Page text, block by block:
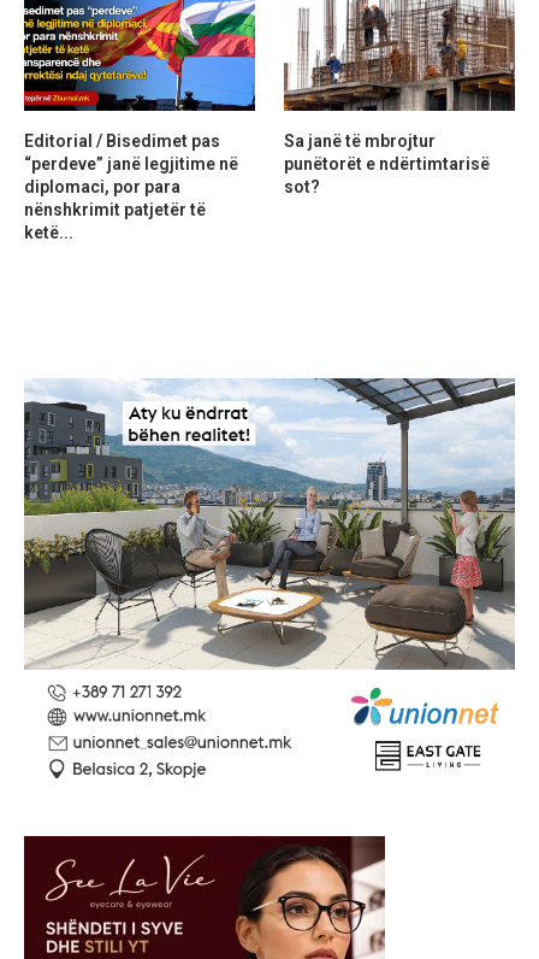
Editorial / Bisedimet pas
“perdeve” janë legjitime në
diplomaci, por para
nënshkrimit patjetër të
ketë...
Sa janë të mbrojtur
punëtorët e ndërtimtarisë
sot?